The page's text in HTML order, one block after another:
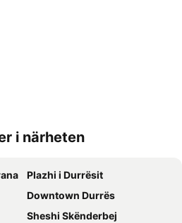
i närheten
Plazhi i Durrësit
Downtown Durrës
Sheshi Skënderbej